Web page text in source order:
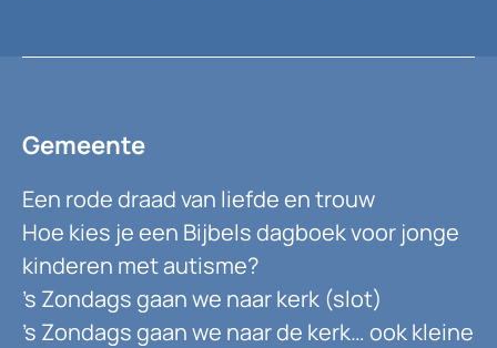
Gemeente
Een rode draad van liefde en trouw
Hoe kies je een Bijbels dagboek voor jonge
kinderen met autisme?
’s Zondags gaan we naar kerk (slot)
’s Zondags gaan we naar de kerk… ook kleine